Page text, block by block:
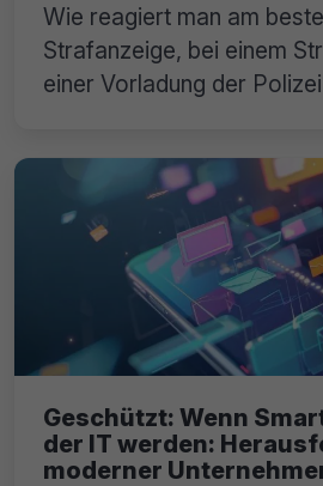
Wie reagiert man am
Strafanzeige, bei einem
einer Vorladung der
Geschützt: Wenn
der IT werden:
moderner